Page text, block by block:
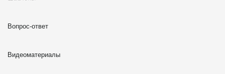
Вопрос-ответ
Видеоматериалы